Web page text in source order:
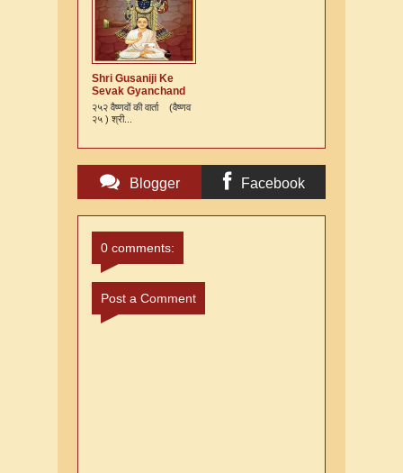
Shri Gusaniji Ke
Sevak Gyanchand
Ki Varta
२५२ वैष्णवों की वार्ता (वैष्णव
२५ ) श्री...
Blogger
Comments
Facebook
Comments
0 comments:
Post a Comment